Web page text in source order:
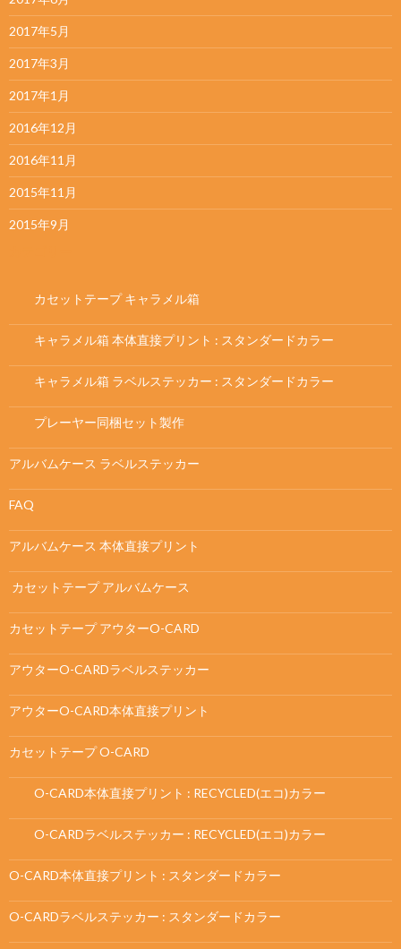
2017年5月
2017年3月
2017年1月
2016年12月
2016年11月
2015年11月
2015年9月
カセットテープ キャラメル箱
キャラメル箱 本体直接プリント : スタンダードカラー
キャラメル箱 ラベルステッカー : スタンダードカラー
プレーヤー同梱セット製作
アルバムケース ラベルステッカー
FAQ
アルバムケース 本体直接プリント
カセットテープ アルバムケース
カセットテープ アウターO-CARD
アウターO-CARDラベルステッカー
アウターO-CARD本体直接プリント
カセットテープ O-CARD
O-CARD本体直接プリント : RECYCLED(エコ)カラー
O-CARDラベルステッカー : RECYCLED(エコ)カラー
O-CARD本体直接プリント : スタンダードカラー
O-CARDラベルステッカー : スタンダードカラー